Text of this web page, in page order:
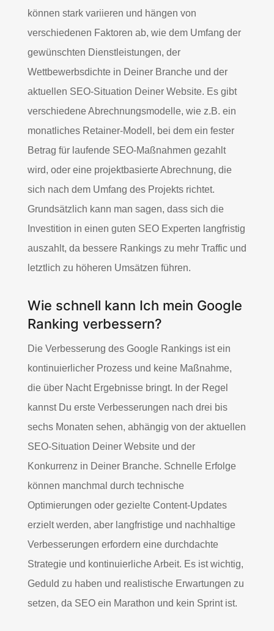
können stark variieren und hängen von
verschiedenen Faktoren ab, wie dem Umfang der
gewünschten Dienstleistungen, der
Wettbewerbsdichte in Deiner Branche und der
aktuellen SEO-Situation Deiner Website. Es gibt
verschiedene Abrechnungsmodelle, wie z.B. ein
monatliches Retainer-Modell, bei dem ein fester
Betrag für laufende SEO-Maßnahmen gezahlt
wird, oder eine projektbasierte Abrechnung, die
sich nach dem Umfang des Projekts richtet.
Grundsätzlich kann man sagen, dass sich die
Investition in einen guten SEO Experten langfristig
auszahlt, da bessere Rankings zu mehr Traffic und
letztlich zu höheren Umsätzen führen.
Wie schnell kann Ich mein Google
Ranking verbessern?
Die Verbesserung des Google Rankings ist ein
kontinuierlicher Prozess und keine Maßnahme,
die über Nacht Ergebnisse bringt. In der Regel
kannst Du erste Verbesserungen nach drei bis
sechs Monaten sehen, abhängig von der aktuellen
SEO-Situation Deiner Website und der
Konkurrenz in Deiner Branche. Schnelle Erfolge
können manchmal durch technische
Optimierungen oder gezielte Content-Updates
erzielt werden, aber langfristige und nachhaltige
Verbesserungen erfordern eine durchdachte
Strategie und kontinuierliche Arbeit. Es ist wichtig,
Geduld zu haben und realistische Erwartungen zu
setzen, da SEO ein Marathon und kein Sprint ist.